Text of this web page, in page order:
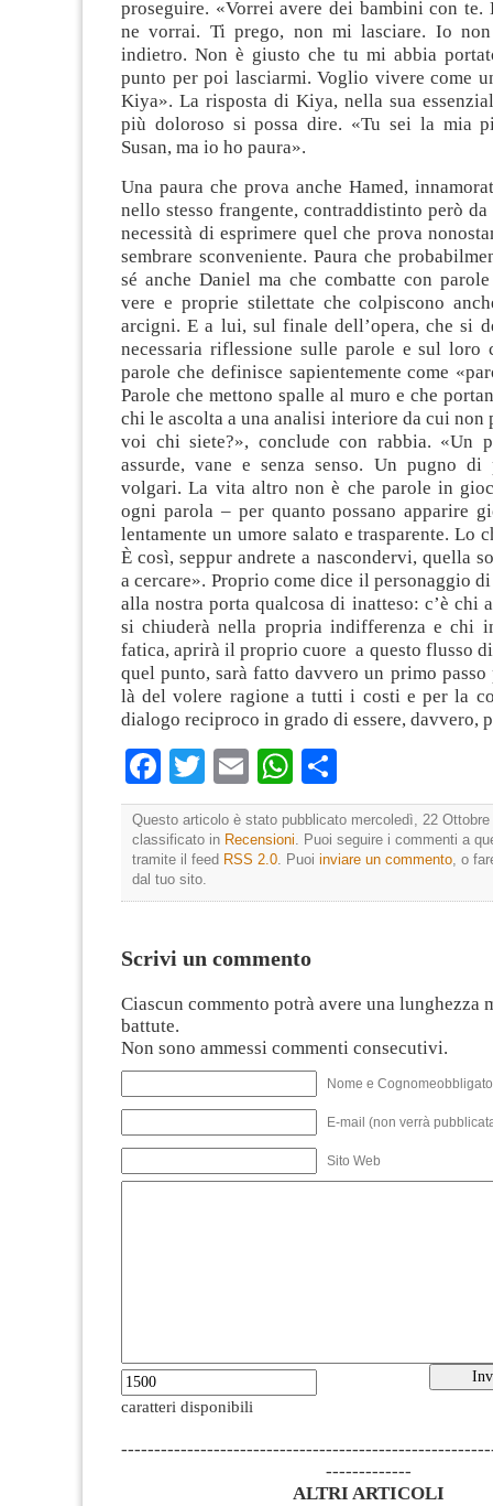
proseguire. «Vorrei avere dei bambini con te.
ne vorrai. Ti prego, non mi lasciare. Io
indietro. Non è giusto che tu mi abbia
punto per poi lasciarmi. Voglio vivere come
Kiya». La risposta di Kiya, nella sua
più doloroso si possa dire. «Tu sei la mia
Susan, ma io ho paura».
Una paura che prova anche Hamed,
nello stesso frangente, contraddistinto però
necessità di esprimere quel che prova
sembrare sconveniente. Paura che
sé anche Daniel ma che combatte con
vere e proprie stilettate che colpiscono
arcigni. E a lui, sul finale dell’opera, che si
necessaria riflessione sulle parole e sul loro
parole che definisce sapientemente come
Parole che mettono spalle al muro e che
chi le ascolta a una analisi interiore da cui non
voi chi siete?», conclude con rabbia. «Un
assurde, vane e senza senso. Un pugno di
volgari. La vita altro non è che parole in
ogni parola – per quanto possano apparire
lentamente un umore salato e trasparente. Lo
È così, seppur andrete a nascondervi, quella
a cercare». Proprio come dice il personaggio
alla nostra porta qualcosa di inatteso: c’è chi
si chiuderà nella propria indifferenza e chi
fatica, aprirà il proprio cuore a questo flusso di
quel punto, sarà fatto davvero un primo passo
là del volere ragione a tutti i costi e per la
dialogo reciproco in grado di essere, davvero,
Facebook
TwitterEmailWhatsApp
Questo articolo è stato pubblicato mercoledì, 22
classificato in Recensioni. Puoi seguire i commenti a
tramite il feed RSS 2.0. Puoi inviare un commento, o
dal tuo sito.
Scrivi un commento
Ciascun commento potrà avere una lunghezza
battute.
Non sono ammessi commenti consecutivi.
Nome e
E-mail (non verrà
Sito Web
caratteri disponibili
-------------
ALTRI ARTICOLI